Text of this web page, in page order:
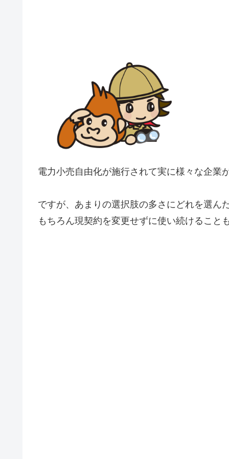
電力小売自由化が施行されて実に様々な企業
ですが、あまりの選択肢の多さにどれを選ん
もちろん現契約を変更せずに使い続けること